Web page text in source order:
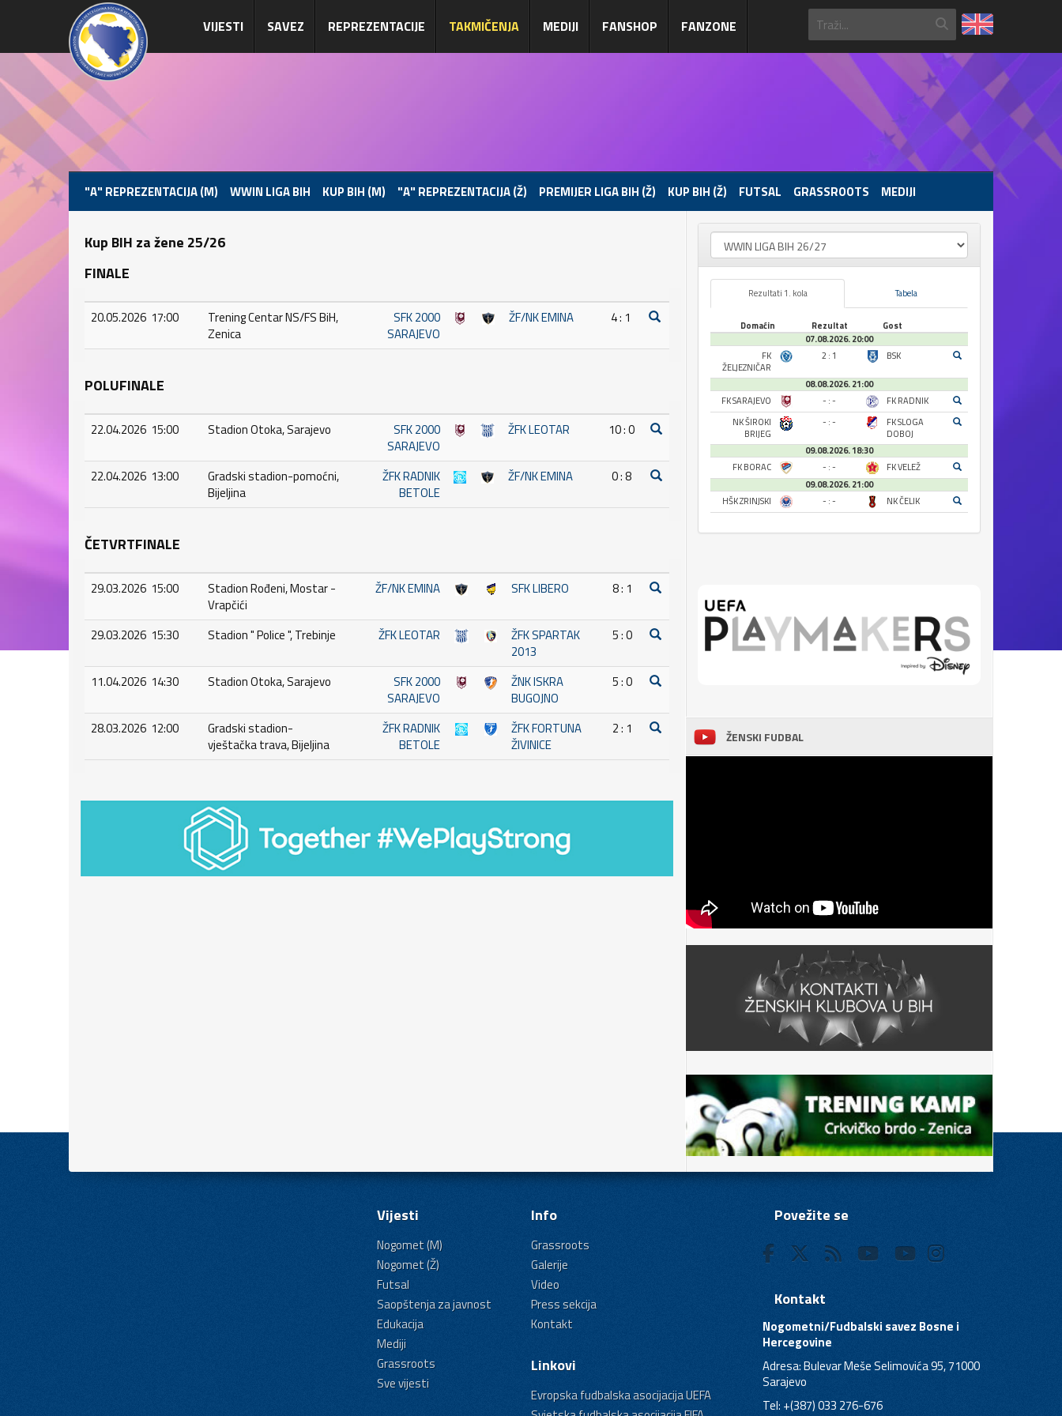
VIJESTI SAVEZ REPREZENTACIJE TAKMIČENJA MEDIJI FANSHOP FANZONE
"A" REPREZENTACIJA (M) WWIN LIGA BIH KUP BIH (M) "A" REPREZENTACIJA (Ž) PREMIJER LIGA BIH (Ž) KUP BIH (Ž) FUTSAL GRASSROOTS MEDIJI
Kup BIH za žene 25/26
FINALE
20.05.2026 17:00
Trening Centar NS/FS BiH,
Zenica
SFK 2000
SARAJEVO
ŽF/NK EMINA 4 : 1
POLUFINALE
22.04.2026 15:00 Stadion Otoka, Sarajevo
SFK 2000
SARAJEVO
ŽFK LEOTAR 10 : 0
22.04.2026 13:00
Gradski stadion-pomoćni,
Bijeljina
ŽFK RADNIK
BETOLE
ŽF/NK EMINA 0 : 8
ČETVRTFINALE
29.03.2026 15:00
Stadion Rođeni, Mostar -
Vrapčići
ŽF/NK EMINA SFK LIBERO 8 : 1
29.03.2026 15:30 Stadion " Police ", Trebinje ŽFK LEOTAR
ŽFK SPARTAK
2013
5 : 0
11.04.2026 14:30 Stadion Otoka, Sarajevo
SFK 2000
SARAJEVO
ŽNK ISKRA
BUGOJNO
5 : 0
28.03.2026 12:00
Gradski stadion-
vještačka trava, Bijeljina
ŽFK RADNIK
BETOLE
ŽFK FORTUNA
ŽIVINICE
2 : 1
Rezultati 1. kola Tabela
Domaćin Rezultat
Gost
07.08.2026. 20:00
FK
ŽELJEZNIČAR
2 : 1 BSK
08.08.2026. 21:00
FK SARAJEVO
- : -
FK RADNIK
NK ŠIROKI
BRIJEG
- : -
FK SLOGA
DOBOJ
09.08.2026. 18:30
FK BORAC
- : -
FK VELEŽ
09.08.2026. 21:00
HŠK ZRINJSKI
- : - NK ČELIK
ŽENSKI FUDBAL
Vijesti
Nogomet (M)
Nogomet (Ž)
Futsal
Saopštenja za javnost
Edukacija
Mediji
Grassroots
Sve vijesti
Info
Grassroots
Galerije
Video
Press sekcija
Kontakt
Linkovi
Evropska fudbalska asocijacija UEFA
Povežite se
Kontakt
Nogometni/Fudbalski savez Bosne i
Hercegovine
Adresa: Bulevar Meše Selimovića 95, 71000
Sarajevo
Tel: +(387) 033 276-676